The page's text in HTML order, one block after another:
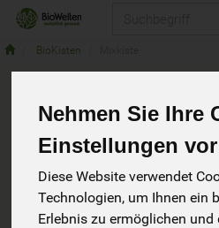
Nehmen Sie Ihre
Einstellungen vor
Diese Website verwendet
Technologien, um Ihnen ein
Erlebnis zu ermöglichen und
BioKisten
Mixkiste